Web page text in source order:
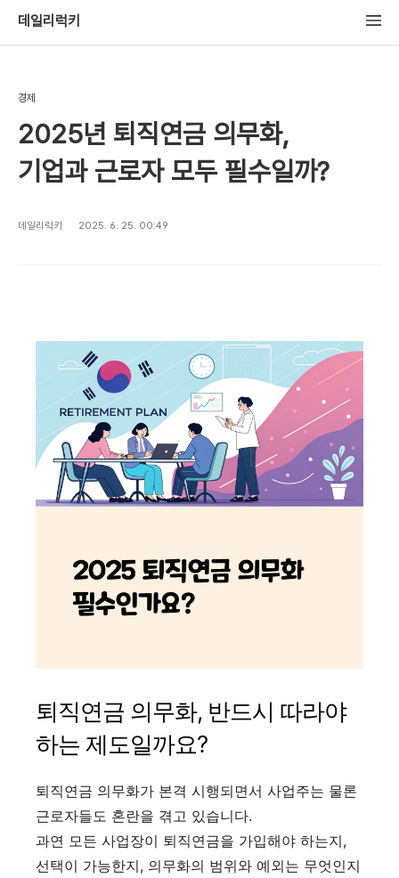
데일리럭키
경제
2025년 퇴직연금 의무화,
기업과 근로자 모두 필수일까?
데일리럭키 2025. 6. 25. 00:49
퇴직연금 의무화, 반드시 따라야
하는 제도일까요?
퇴직연금 의무화가 본격 시행되면서 사업주는 물론
근로자들도 혼란을 겪고 있습니다.
과연 모든 사업장이 퇴직연금을 가입해야 하는지,
선택이 가능한지, 의무화의 범위와 예외는 무엇인지